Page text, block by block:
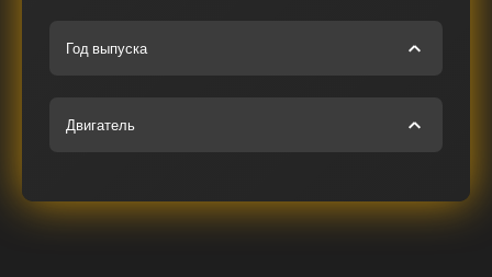
Год выпуска
Двигатель